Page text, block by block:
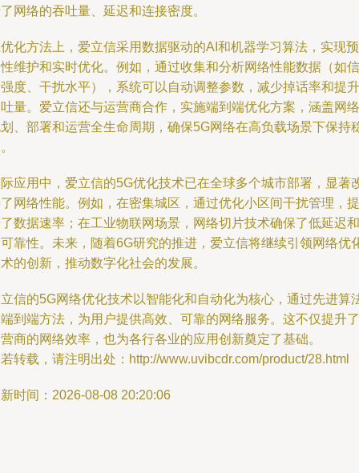
网络的吞吐量、延迟和连接密度。
化方法上，爱立信采用数据驱动的AI和机器学习算法，实现预
维护和实时优化。例如，通过收集和分析网络性能数据（如信
度、干扰水平），系统可以自动调整参数，减少掉话率和提升
量。爱立信还与运营商合作，实施端到端优化方案，涵盖网络
、部署和运营全生命周期，确保5G网络在高负载场景下保持
应用中，爱立信的5G优化技术已在全球多个城市部署，显著
网络性能。例如，在密集城区，通过优化小区间干扰管理，提
数据速率；在工业物联网场景，网络切片技术确保了低延迟和
靠性。未来，随着6G研究的推进，爱立信将继续引领网络优
的创新，推动数字化社会的发展。
信的5G网络优化技术以智能化和自动化为核心，通过先进算
到端方法，为用户提供高效、可靠的网络服务。这不仅提升了
商的网络效率，也为各行各业的应用创新奠定了基础。
转载，请注明出处：http://www.uvibcdr.com/product/28.html
时间：2026-08-08 20:20:06